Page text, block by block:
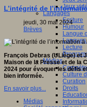
Jeux
Langages
Ecriture
Humour
Langue
Lecture
Médias
Culture
Curation
Droits
L’intégrité de
jeudi, 30 mai 2024
Brèves
François Debras (ULiège) et
Maison de la Presse et de la
2024 pour évoquer les défis
bien informée.
En savoir plus...
Médias